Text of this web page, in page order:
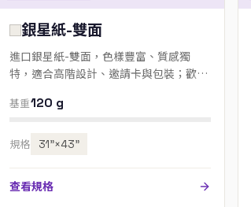
銀星紙-雙面
進口銀星紙-雙面，色樣豐富、質感獨
特，適合高階設計、邀請卡與包裝；歡迎
基重120 g
規格 31”×43”
查看規格